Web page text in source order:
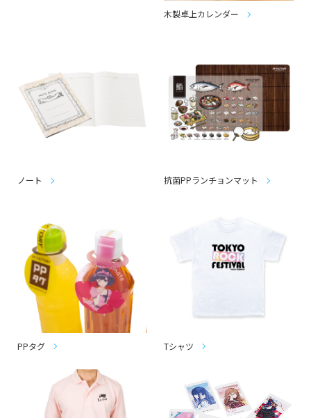
木製卓上カレンダー
ノート 抗菌PPランチョンマット
PPタグ Tシャツ